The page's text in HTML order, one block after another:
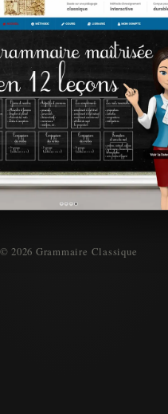
© 2026 Grammaire Classique